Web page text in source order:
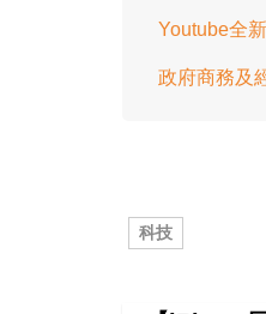
Youtube全
政府商務及
科技